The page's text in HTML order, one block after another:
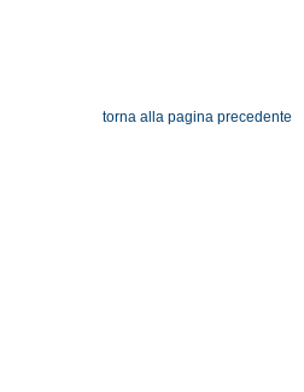
torna alla pagina precedente